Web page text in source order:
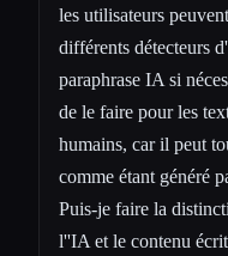
les utilisateurs
différents détecteurs
paraphrase IA si
de le faire pour les
humains, car il peut
comme étant généré
Puis-je faire la
l''IA et le contenu